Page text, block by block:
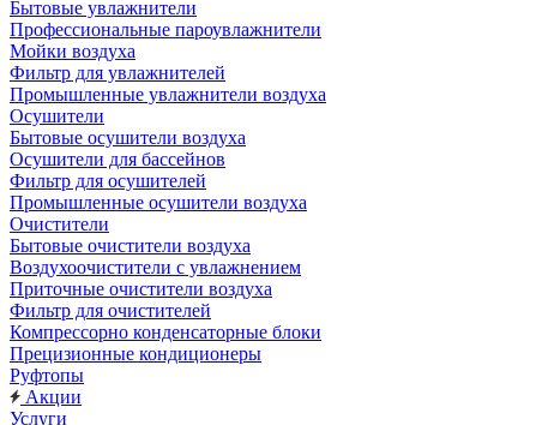
Бытовые увлажнители
Профессиональные пароувлажнители
Мойки воздуха
Фильтр для увлажнителей
Промышленные увлажнители воздуха
Осушители
Бытовые осушители воздуха
Осушители для бассейнов
Фильтр для осушителей
Промышленные осушители воздуха
Очистители
Бытовые очистители воздуха
Воздухоочистители с увлажнением
Приточные очистители воздуха
Фильтр для очистителей
Компрессорно конденсаторные блоки
Прецизионные кондиционеры
Руфтопы
Акции
Услуги